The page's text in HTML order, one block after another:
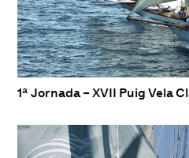
1ª Jornada – XVII Puig Vela